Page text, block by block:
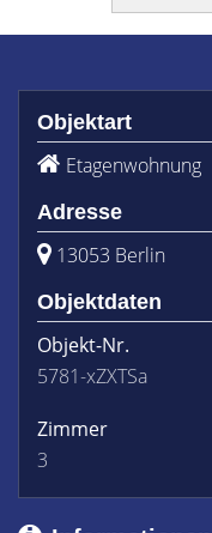
Objektart
Etagenwohnung
Adresse
13053 Berlin
Objektdaten
Objekt-Nr.
5781-xZXTSa
Zimmer
3